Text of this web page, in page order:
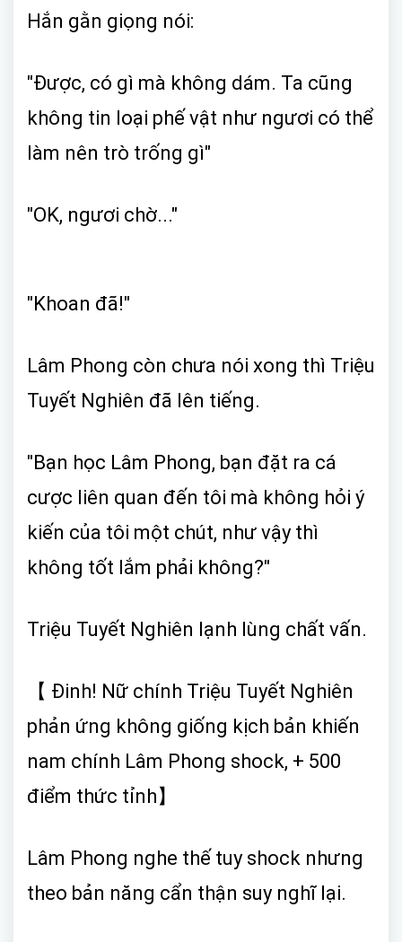
Hắn gằn giọng nói:
"Được, có gì mà không dám. Ta cũng
không tin loại phế vật như ngươi có thể
làm nên trò trống gì"
"OK, ngươi chờ..."
"Khoan đã!"
Lâm Phong còn chưa nói xong thì Triệu
Tuyết Nghiên đã lên tiếng.
"Bạn học Lâm Phong, bạn đặt ra cá
cược liên quan đến tôi mà không hỏi ý
kiến của tôi một chút, như vậy thì
không tốt lắm phải không?"
Triệu Tuyết Nghiên lạnh lùng chất vấn.
【 Đinh! Nữ chính Triệu Tuyết Nghiên
phản ứng không giống kịch bản khiến
nam chính Lâm Phong shock, + 500
điểm thức tỉnh】
Lâm Phong nghe thế tuy shock nhưng
theo bản năng cẩn thận suy nghĩ lại.